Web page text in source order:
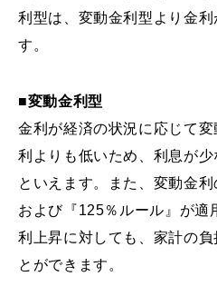
利型は、変動金利型より金
す。
■変動金利型
金利が経済の状況に応じて
利よりも低いため、利息が
といえます。また、変動金利
および『125％ルール』が適
利上昇に対しても、家計の
とができます。